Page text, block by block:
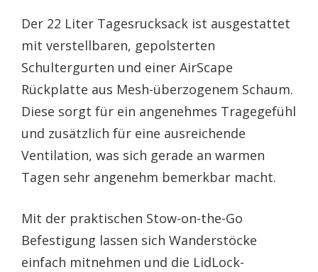
Der 22 Liter Tagesrucksack ist ausgestattet
mit verstellbaren, gepolsterten
Schultergurten und einer AirScape
Rückplatte aus Mesh-überzogenem Schaum.
Diese sorgt für ein angenehmes Tragegefühl
und zusätzlich für eine ausreichende
Ventilation, was sich gerade an warmen
Tagen sehr angenehm bemerkbar macht.
Mit der praktischen Stow-on-the-Go
Befestigung lassen sich Wanderstöcke
einfach mitnehmen und die LidLock-